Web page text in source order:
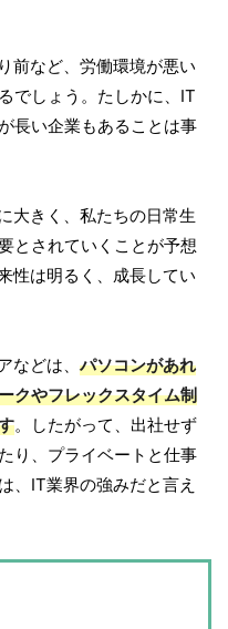
前など、労働環境が悪い
でしょう。たしかに、IT
長い企業もあることは事
大きく、私たちの日常生
とされていくことが予想
性は明るく、成長してい
などは、 パソコンがあれ
クやフレックスタイム制
。したがって、出社せず
り、プライベートと仕事
、IT業界の強みだと言え